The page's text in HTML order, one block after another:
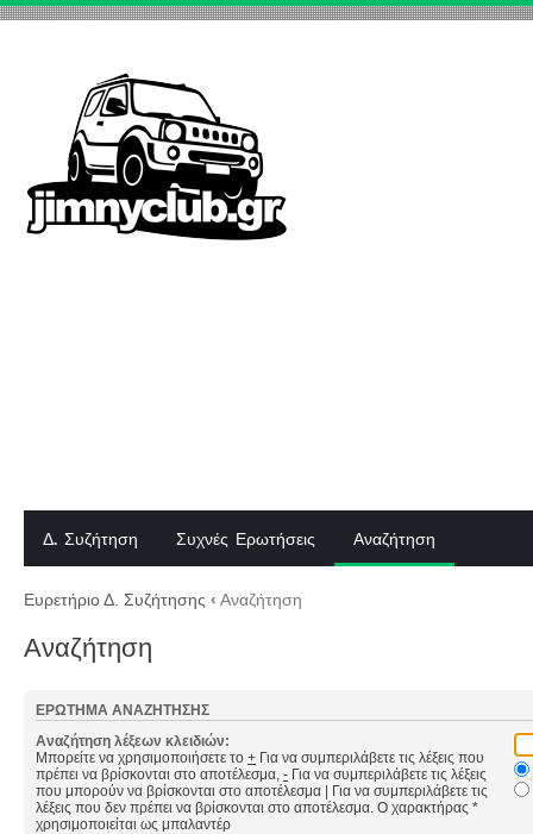
Δ. Συζήτηση Συχνές Ερωτήσεις Αναζήτηση
Ευρετήριο Δ. Συζήτησης ‹ Αναζήτηση
Αναζήτηση
ΕΡΏΤΗΜΑ ΑΝΑΖΉΤΗΣΗΣ
Αναζήτηση λέξεων κλειδιών:
Μπορείτε να χρησιμοποιήσετε το + Για να συμπεριλάβετε τις λέξεις που
πρέπει να βρίσκονται στο αποτέλεσμα, - Για να συμπεριλάβετε τις λέξεις
που μπορούν να βρίσκονται στο αποτέλεσμα | Για να συμπεριλάβετε τις
λέξεις που δεν πρέπει να βρίσκονται στο αποτέλεσμα. Ο χαρακτήρας *
χρησιμοποιείται ως μπαλαντέρ